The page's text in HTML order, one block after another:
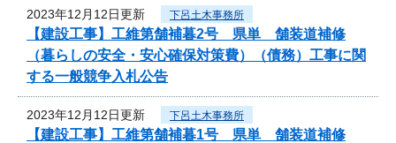
2023年12月12日更新 下呂土木事務所
【建設工事】工維第舗補暮2号 県単 舗装道補修
（暮らしの安全・安心確保対策費）（債務）工事に関
する一般競争入札公告
2023年12月12日更新 下呂土木事務所
【建設工事】工維第舗補暮1号 県単 舗装道補修